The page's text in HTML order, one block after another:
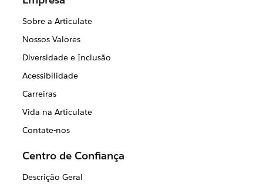
Sobre a Articulate
Nossos Valores
Diversidade e Inclusão
Acessibilidade
Carreiras
Vida na Articulate
Contate-nos
Centro de Confiança
Descrição Geral